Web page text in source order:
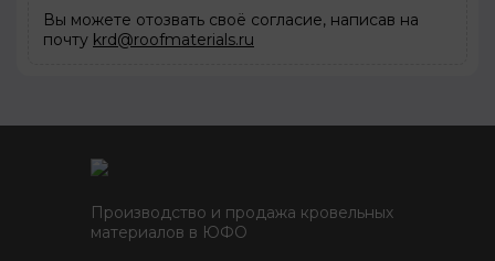
Вы можете отозвать своё согласие, написав на
почту krd@roofmaterials.ru
Производство и продажа кровельных
материалов в ЮФО